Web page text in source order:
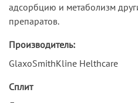
адсорбцию и метаболизм
препаратов.
Производитель:
GlaxoSmithKline Helthcare
Сплит